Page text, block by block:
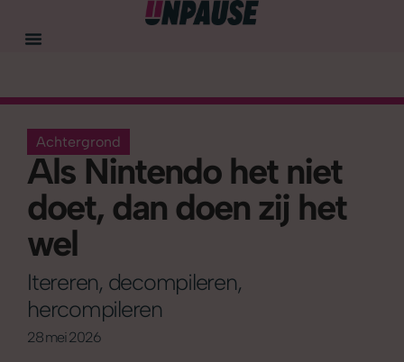
Achtergrond
Als Nintendo het niet
doet, dan doen zij het
wel
Itereren, decompileren,
hercompileren
28 mei 2026